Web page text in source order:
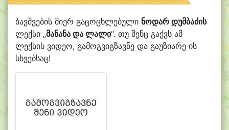
ბავშვების მიერ გაცოცხლებული ნოდარ დუმბაძის
ლექსი „მანანა და ლალი“. თუ შენც გაქვს ამ
ლექსის ვიდეო, გამოგვიგზავნე და გაუზიარე ის
სხვებსაც!